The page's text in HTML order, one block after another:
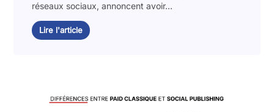
réseaux sociaux, annoncent avoir...
Lire l'article